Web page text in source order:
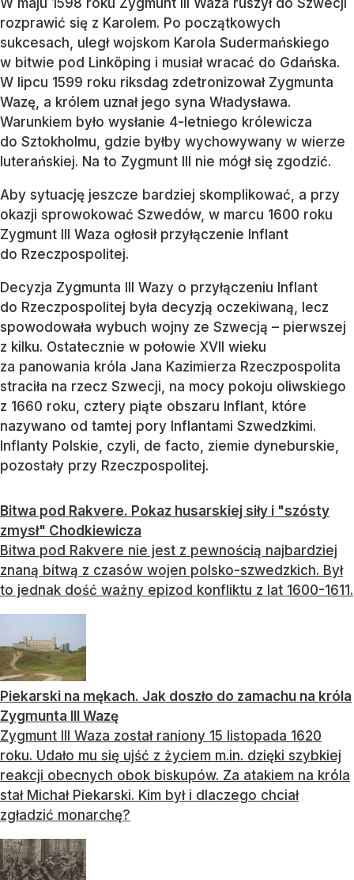
rozprawić się z Karolem. Po początkowych
sukcesach, uległ wojskom Karola Sudermańskiego
w bitwie pod Linköping i musiał wracać do Gdańska.
W lipcu 1599 roku riksdag zdetronizował Zygmunta
Wazę, a królem uznał jego syna Władysława.
Warunkiem było wysłanie 4-letniego królewicza
do Sztokholmu, gdzie byłby wychowywany w wierze
luterańskiej. Na to Zygmunt III nie mógł się zgodzić.
Aby sytuację jeszcze bardziej skomplikować, a przy
okazji sprowokować Szwedów, w marcu 1600 roku
Zygmunt III Waza ogłosił przyłączenie Inflant
do Rzeczpospolitej.
Decyzja Zygmunta III Wazy o przyłączeniu Inflant
do Rzeczpospolitej była decyzją oczekiwaną, lecz
spowodowała wybuch wojny ze Szwecją – pierwszej
z kilku. Ostatecznie w połowie XVII wieku
za panowania króla Jana Kazimierza Rzeczpospolita
straciła na rzecz Szwecji, na mocy pokoju oliwskiego
z 1660 roku, cztery piąte obszaru Inflant, które
nazywano od tamtej pory Inflantami Szwedzkimi.
Inflanty Polskie, czyli, de facto, ziemie dyneburskie,
pozostały przy Rzeczpospolitej.
Bitwa pod Rakvere. Pokaz husarskiej siły i "szósty
zmysł" Chodkiewicza
Bitwa pod Rakvere nie jest z pewnością najbardziej
znaną bitwą z czasów wojen polsko-szwedzkich. Był
to jednak dość ważny epizod konfliktu z lat 1600-1611.
Piekarski na mękach. Jak doszło do zamachu na króla
Zygmunta III Wazę
Zygmunt III Waza został raniony 15 listopada 1620
roku. Udało mu się ujść z życiem m.in. dzięki szybkiej
reakcji obecnych obok biskupów. Za atakiem na króla
stał Michał Piekarski. Kim był i dlaczego chciał
zgładzić monarchę?